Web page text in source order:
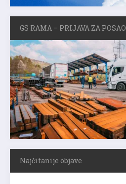
GS RAMA – PRIJAVA ZA POSAO
Najčitanije objave